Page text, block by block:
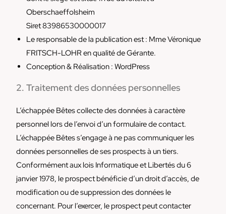
Oberschaeffolsheim
Siret 83986530000017
Le responsable de la publication est : Mme Véronique
FRITSCH-LOHR en qualité de Gérante.
Conception & Réalisation : WordPress
2. Traitement des données personnelles
L’échappée Bêtes collecte des données à caractère
personnel lors de l’envoi d’un formulaire de contact.
L’échappée Bêtes s’engage à ne pas communiquer les
données personnelles de ses prospects à un tiers.
Conformément aux lois Informatique et Libertés du 6
janvier 1978, le prospect bénéficie d’un droit d’accès, de
modification ou de suppression des données le
concernant. Pour l’exercer, le prospect peut contacter